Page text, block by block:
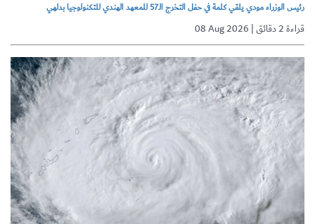
رئيس الوزراء مودي يلقي كلمة في حفل التخرج الـ57 للمعهد الهندي للتكنولوجيا بدلهي
08 Aug 2026 | قراءة 2 دقائق